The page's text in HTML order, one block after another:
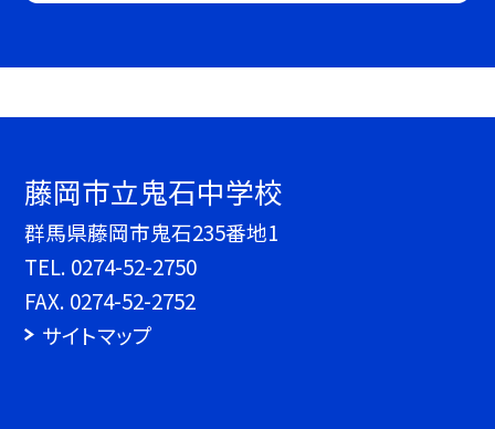
藤岡市立鬼石中学校
群馬県藤岡市鬼石235番地1
TEL. 0274-52-2750
FAX. 0274-52-2752
サイトマップ